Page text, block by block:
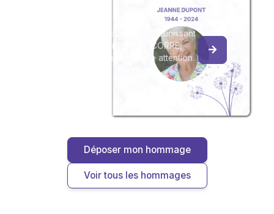
Créez un album collaboratif en réunissant
les hommages à Christiane LE CORRE,
pour vous ou pour une délicate attention.
Déposer mon hommage
Voir tous les hommages